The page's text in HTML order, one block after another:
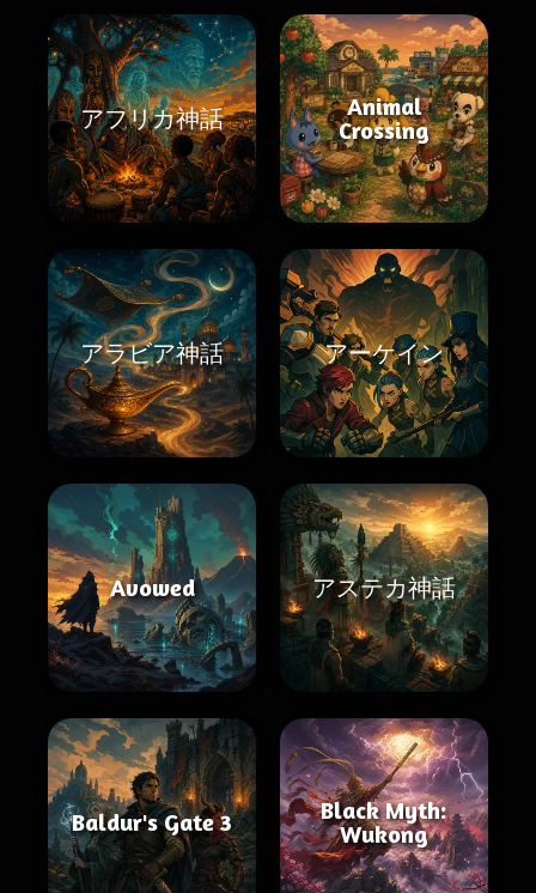
アフリカ神話
Animal
Crossing
アラビア神話 アーケイン
Avowed アステカ神話
Baldur's Gate 3
Black Myth:
Wukong